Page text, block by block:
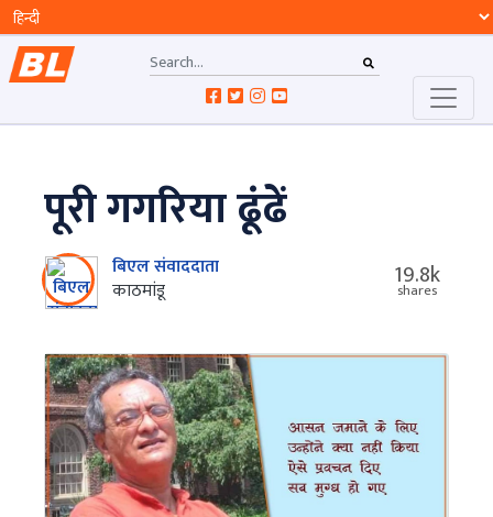
पूरी गगरिया ढूंढें
बिएल संवाददाता
काठमांडू
19.8k
shares